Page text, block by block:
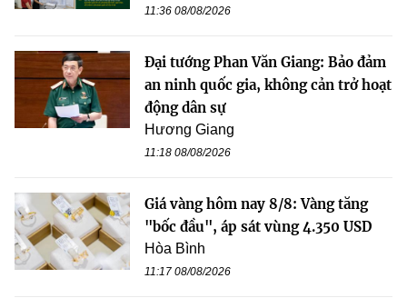
11:36 08/08/2026
Đại tướng Phan Văn Giang: Bảo đảm
an ninh quốc gia, không cản trở hoạt
động dân sự
Hương Giang
11:18 08/08/2026
Giá vàng hôm nay 8/8: Vàng tăng
"bốc đầu", áp sát vùng 4.350 USD
Hòa Bình
11:17 08/08/2026